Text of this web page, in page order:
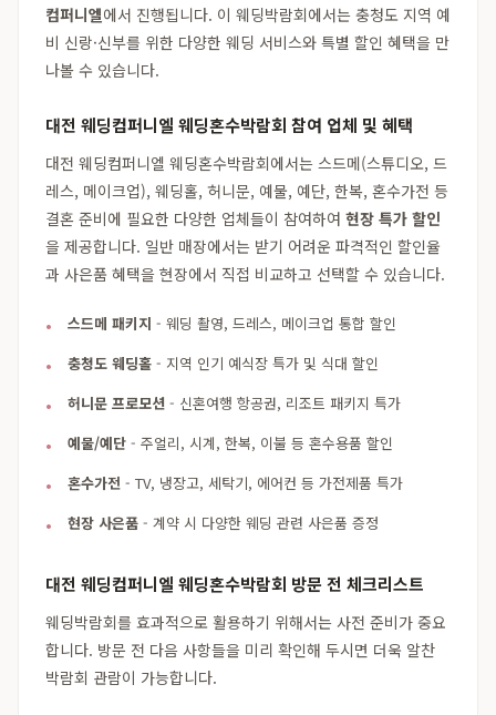
컴퍼니엘에서 진행됩니다. 이 웨딩박람회에서는 충청도 지역 예
비 신랑·신부를 위한 다양한 웨딩 서비스와 특별 할인 혜택을 만
나볼 수 있습니다.
대전 웨딩컴퍼니엘 웨딩혼수박람회 참여 업체 및 혜택
대전 웨딩컴퍼니엘 웨딩혼수박람회에서는 스드메(스튜디오, 드
레스, 메이크업), 웨딩홀, 허니문, 예물, 예단, 한복, 혼수가전 등
결혼 준비에 필요한 다양한 업체들이 참여하여 현장 특가 할인
을 제공합니다. 일반 매장에서는 받기 어려운 파격적인 할인율
과 사은품 혜택을 현장에서 직접 비교하고 선택할 수 있습니다.
스드메 패키지 - 웨딩 촬영, 드레스, 메이크업 통합 할인
충청도 웨딩홀 - 지역 인기 예식장 특가 및 식대 할인
허니문 프로모션 - 신혼여행 항공권, 리조트 패키지 특가
예물/예단 - 주얼리, 시계, 한복, 이불 등 혼수용품 할인
혼수가전 - TV, 냉장고, 세탁기, 에어컨 등 가전제품 특가
현장 사은품 - 계약 시 다양한 웨딩 관련 사은품 증정
대전 웨딩컴퍼니엘 웨딩혼수박람회 방문 전 체크리스트
웨딩박람회를 효과적으로 활용하기 위해서는 사전 준비가 중요
합니다. 방문 전 다음 사항들을 미리 확인해 두시면 더욱 알찬
박람회 관람이 가능합니다.